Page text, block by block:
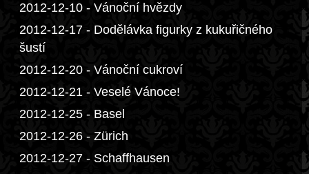
2012-12-10 - Vánoční hvězdy
2012-12-17 - Dodělávka figurky z kukuřičného
šustí
2012-12-20 - Vánoční cukroví
2012-12-21 - Veselé Vánoce!
2012-12-25 - Basel
2012-12-26 - Zürich
2012-12-27 - Schaffhausen